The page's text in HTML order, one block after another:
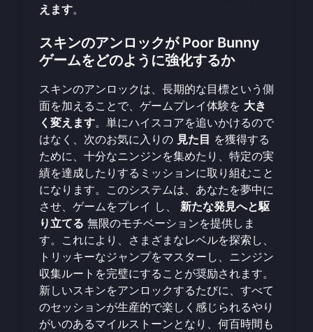
えます。
スキンのアンロックが Poor Bunny
ゲームをどのように強化するか
スキンのアンロックは、長期的な目標という側
面を加えることで、ゲームプレイ体験を 大き
く変えます。単にハイスコアを追いかけるので
はなく、次のお気に入りの 見た目 を獲得する
ために、十分なニンジンを集めたり、特定の実
績を達成したりするミッションに取り組むこと
になります。このシステムは、あなたを夢中に
させ、 ゲームをプレイ し、 新たな発見へと駆
り立てる 無限のモチベーションを提供しま
す。これにより、さまざまなレベルを探索し、
トリッキーなジャンプをマスターし、ニンジン
収集ルートを完璧にすることが奨励されます。
新しいスキンをアンロックするたびに、すべて
のセッションが生産的で楽しく感じられるやり
がいのあるマイルストーンとなり、何百時間も